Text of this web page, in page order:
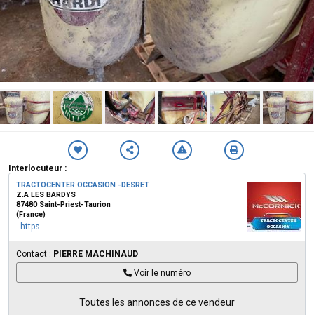
Interlocuteur :
TRACTOCENTER OCCASION -DESRET
Z.A LES BARDYS
87480 Saint-Priest-Taurion
(France)
https
Contact : PIERRE MACHINAUD
Voir le numéro
Toutes les annonces de ce vendeur